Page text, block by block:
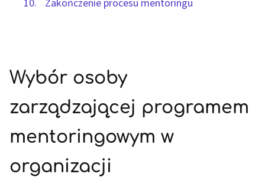
Wybór osoby
zarządzającej programem
mentoringowym w
organizacji